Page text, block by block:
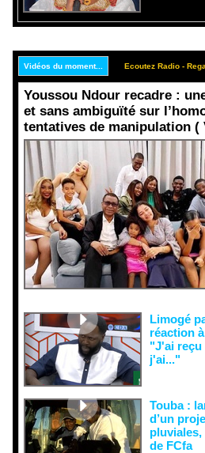
Vidéos du moment... Ecoutez Radio -
Youssou Ndour recadre :
et sans ambiguïté sur
tentatives de manipulation (
Limogé
réaction
"J'ai reçu
j'ai..."
Touba :
d’un
pluviales,
de FCfa ‎